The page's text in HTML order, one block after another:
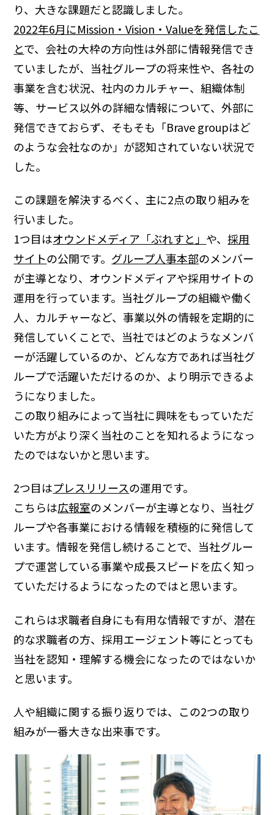
り、大きな課題だと認識しました。
2022年6月にMission・Vision・Valueを発信したこ
とで、会社の大枠の方向性は外部に情報発信でき
ていましたが、当社グループの将来性や、各社の
事業を含む状況、社内のカルチャー、組織体制
等、サービス以外の詳細な情報について、外部に
発信できておらず、そもそも「Brave groupはど
のような会社なのか」が認知されていない状況で
した。
この課題を解決するべく、主に2点の取り組みを
行いました。
1つ目はオウンドメディア「ぶれすと」 や、採用
サイトの公開です。 グループ人事本部のメンバー
が主導となり、オウンドメディアや採用サイトの
運用を行っています。当社グループの組織や働く
人、カルチャーなど、事業以外の情報を定期的に
発信していくことで、当社ではどのようなメンバ
ーが活躍しているのか、どんな方であれば当社グ
ループで活躍いただけるのか、より明示できるよ
うになりました。
この取り組みによって当社に興味をもっていただ
いた方がより深く当社のことを知れるようになっ
たのではないかと思います。
2つ目はプレスリリースの運用です。
こちらは広報室のメンバーが主導となり、当社グ
ループや各事業における情報を積極的に発信して
います。情報を発信し続けることで、当社グルー
プで運営している事業や成長スピードを広く知っ
ていただけるようになったのではと思います。
これらは求職者自身にも有用な情報ですが、潜在
的な求職者の方、採用エージェント等にとっても
当社を認知・理解する機会になったのではないか
と思います。
人や組織に関する振り返りでは、この2つの取り
組みが一番大きな出来事です。